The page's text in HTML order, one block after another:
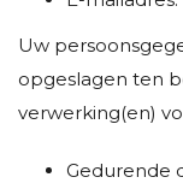
Uw
opgeslagen ten
verwerking(en)
Gedurende